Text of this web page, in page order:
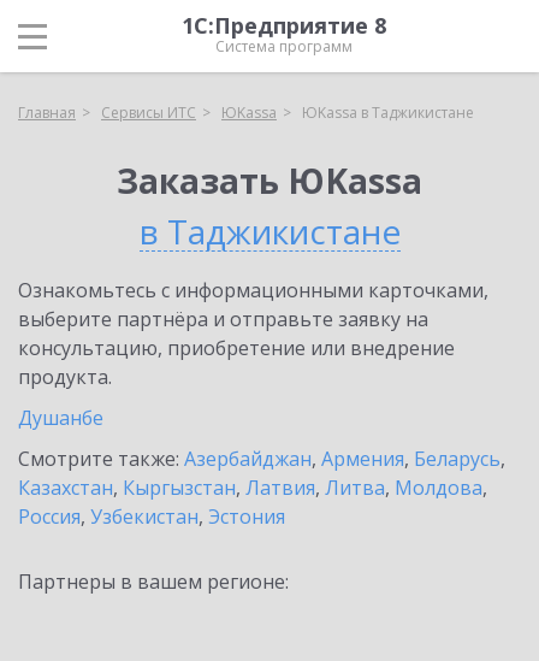
1С:Предприятие 8
Система программ
Главная Сервисы ИТС ЮKassa ЮKassa в Таджикистане
Заказать ЮKassa
в Таджикистане
Ознакомьтесь с информационными карточками,
выберите партнёра и отправьте заявку на
консультацию, приобретение или внедрение
продукта.
Душанбе
Смотрите также: Азербайджан, Армения, Беларусь,
Казахстан, Кыргызстан, Латвия, Литва, Молдова,
Россия, Узбекистан, Эстония
Партнеры в вашем регионе: